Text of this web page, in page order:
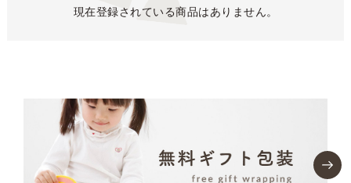
現在登録されている商品はありません。